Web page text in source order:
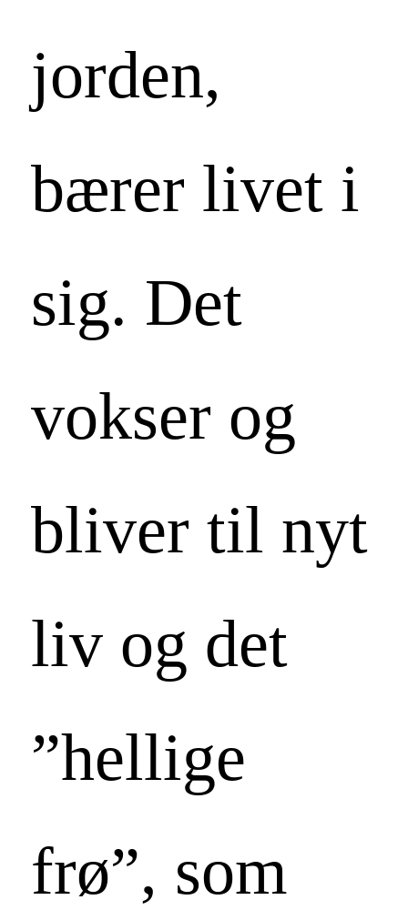
jorden,
bærer livet i
sig. Det
vokser og
bliver til nyt
liv og det
”hellige
frø”, som